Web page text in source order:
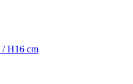
H16 cm